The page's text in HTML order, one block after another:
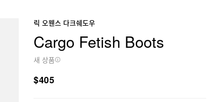
릭 오웬스 다크쉐도우
Cargo Fetish Boots
새 상품
$405